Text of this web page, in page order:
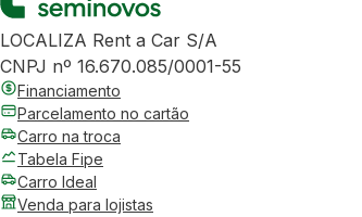
LOCALIZA Rent a Car S/A
CNPJ nº 16.670.085/0001-55
Financiamento
Parcelamento no cartão
Carro na troca
Tabela Fipe
Carro Ideal
Venda para lojistas